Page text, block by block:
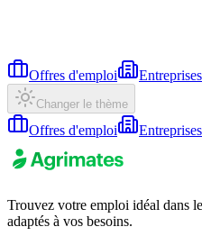
Offres d'emploi Entreprises
Changer le thème
Offres d'emploi Entreprises
Trouvez votre emploi idéal dans
adaptés à vos besoins.